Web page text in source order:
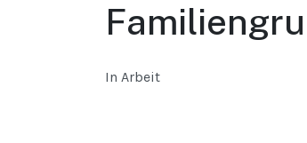
In Arbeit